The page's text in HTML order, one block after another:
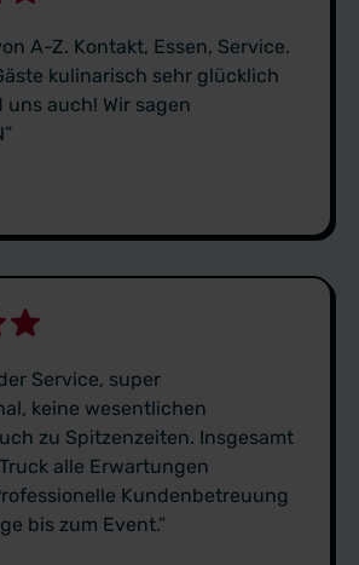
A-Z. Kontakt, Essen, Service.
kulinarisch sehr glücklich
uns auch! Wir sagen
Service, super
keine wesentlichen
zu Spitzenzeiten. Insgesamt
alle Erwartungen
Kundenbetreuung
bis zum Event.”